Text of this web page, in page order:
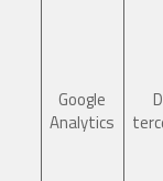
Google
Analytics